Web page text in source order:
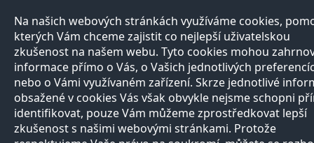
Na našich webových stránkách využíváme cookies,
kterých Vám chceme zajistit co nejlepší uživatelskou
zkušenost na našem webu. Tyto cookies mohou
informace přímo o Vás, o Vašich jednotlivých
nebo o Vámi využívaném zařízení. Skrze jednotlivé
obsažené v cookies Vás však obvykle nejsme schopni
identifikovat, pouze Vám můžeme zprostředkovat lepší
zkušenost s našimi webovými stránkami. Protože